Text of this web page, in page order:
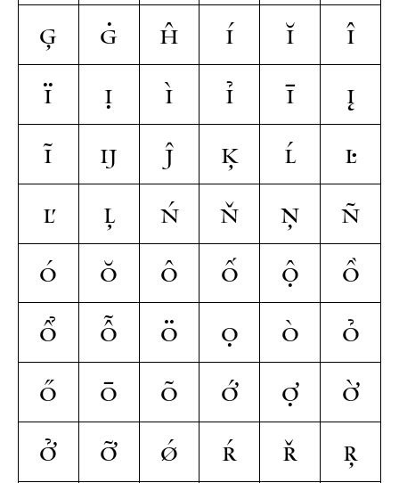
ģ ġ ĥ í ĭ
î
ï
ị ì ỉ ī
į
ĩ
ĳ ĵ ķ ĺ
ŀ
ľ
ļ ń ň ņ
ñ
ó
ŏ ô ố ộ
ồ
ổ
ỗ ö ọ ò
ỏ
ő
ō õ ớ ợ
ờ
ở
ỡ ǿ ŕ ř
ŗ